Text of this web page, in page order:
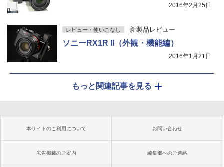
2016年2月25日
レビュー・使いこなし 新製品レビュー
ソニーRX1R II（外観・機能編）
2016年1月21日
もっと関連記事を見る
本サイトのご利用について お問い合わせ
広告掲載のご案内 編集部へのご連絡